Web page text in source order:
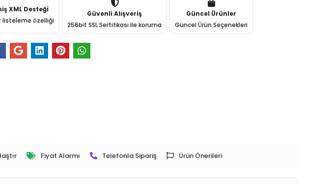
XML Desteği
listeleme özelliği
Güvenli Alışveriş
256bit SSL Sertifikası ile koruma
Güncel Ürünler
Güncel Ürün Seçenekleri
Fiyat Alarmı Telefonla Sipariş Ürün Önerileri